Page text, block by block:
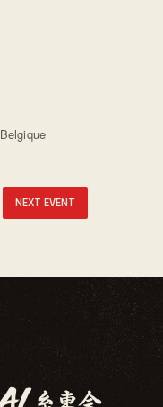
Belgique
NEXT EVENT